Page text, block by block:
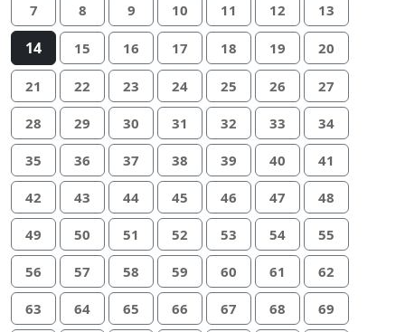
7 8 9 10 11 12 13
14 15 16 17 18 19 20
21 22 23 24 25 26 27
28 29 30 31 32 33 34
35 36 37 38 39 40 41
42 43 44 45 46 47 48
49 50 51 52 53 54 55
56 57 58 59 60 61 62
63 64 65 66 67 68 69